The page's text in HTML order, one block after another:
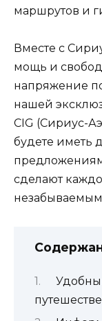
маршрутов и
Вместе с
мощь и
напряжение
нашей
CIG (Сириус-
будете иметь
сделают